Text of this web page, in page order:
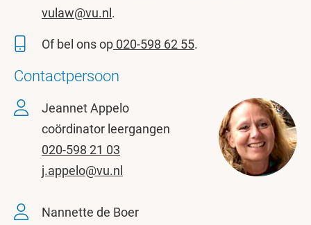
vulaw@vu.nl.
Of bel ons op 020-598 62 55.
Contactpersoon
Jeannet Appelo
coördinator leergangen
020-598 21 03
j.appelo@vu.nl
Nannette de Boer